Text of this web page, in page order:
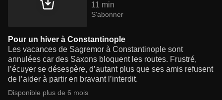
11 min
S'abonner
Pour un hiver à Constantinople
Les vacances de Sagremor à Constantinople sont
annulées car des Saxons bloquent les routes. Frustré,
l’écuyer se désespère, d’autant plus que ses amis refusent
de l’aider à partir en bravant l’interdit.
Disponible plus de 6 mois